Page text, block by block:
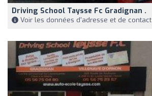
Driving School Taysse Fc Gradignan .
Voir les données d'adresse et de contact